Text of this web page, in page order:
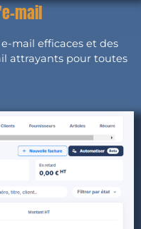
mail
mail efficaces et des
attrayants pour toutes